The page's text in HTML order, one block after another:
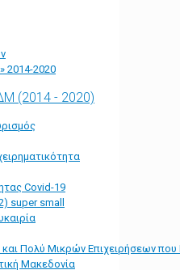
2014-2020
(2014 - 2020)
Covid-19
Πολύ Μικρών Επιχειρήσεων
Μακεδονία